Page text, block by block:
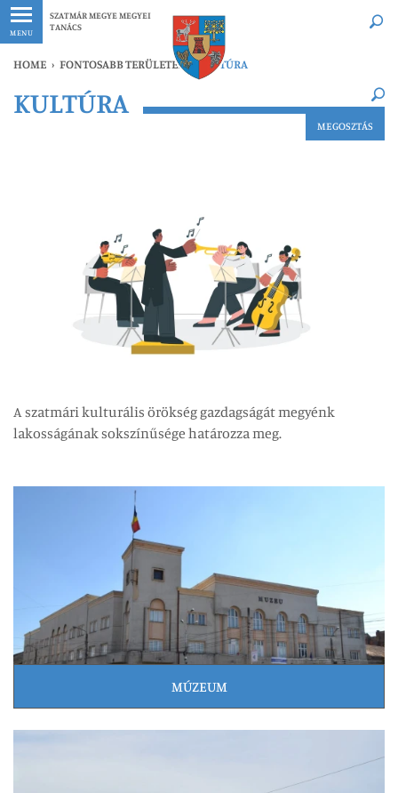
MENU
SZATMÁR MEGYE MEGYEI
TANÁCS
Legfrissebb Bármikor
HOME › FONTOSABB TERÜLETEK › KULTÚRA
Legfrissebb ×
KULTÚRA
MEGOSZTÁS
A szatmári kulturális örökség gazdagságát megyénk
lakosságának sokszínűsége határozza meg.
MÚZEUM